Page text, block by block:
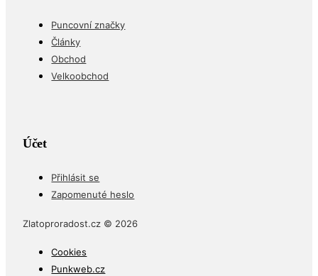
Puncovní značky
Články
Obchod
Velkoobchod
Účet
Přihlásit se
Zapomenuté heslo
Zlatoproradost.cz © 2026
Cookies
Punkweb.cz